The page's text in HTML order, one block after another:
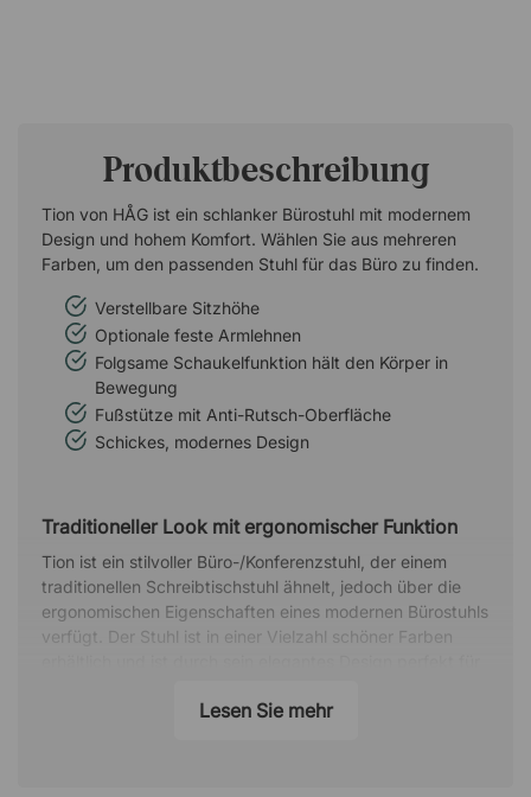
Produktbeschreibung
Tion von HÅG ist ein schlanker Bürostuhl mit modernem
Design und hohem Komfort. Wählen Sie aus mehreren
Farben, um den passenden Stuhl für das Büro zu finden.
Verstellbare Sitzhöhe
Optionale feste Armlehnen
Folgsame Schaukelfunktion hält den Körper in
Bewegung
Fußstütze mit Anti-Rutsch-Oberfläche
Schickes, modernes Design
Traditioneller Look mit ergonomischer Funktion
Tion ist ein stilvoller Büro-/Konferenzstuhl, der einem
traditionellen Schreibtischstuhl ähnelt, jedoch über die
ergonomischen Eigenschaften eines modernen Bürostuhls
verfügt. Der Stuhl ist in einer Vielzahl schöner Farben
Lesen Sie mehr